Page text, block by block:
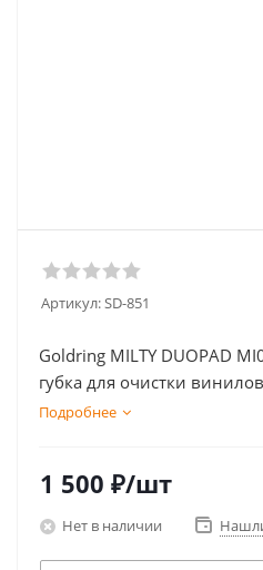
Артикул:SD-851
Goldring MILTY DUOPAD
губка для очистки
Подробнее
1 500 ₽/шт
Нет в наличии